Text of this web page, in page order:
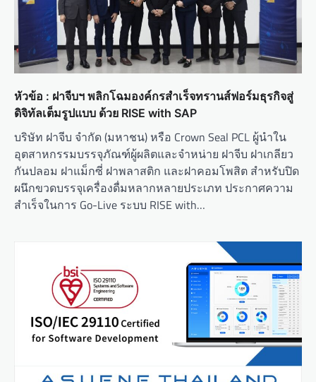
หัวข้อ : ฝาจีบฯ พลิกโฉมองค์กรสำเร็จทรานส์ฟอร์มธุรกิจสู่
ดิจิทัลเต็มรูปแบบ ด้วย RISE with SAP
บริษัท ฝาจีบ จำกัด (มหาชน) หรือ Crown Seal PCL ผู้นำใน
อุตสาหกรรมบรรจุภัณฑ์ผู้ผลิตและจำหน่าย ฝาจีบ ฝาเกลียว
กันปลอม ฝาแม็กซี่ ฝาพลาสติก และฝาคอมโพสิต สำหรับปิด
ผนึกขวดบรรจุเครื่องดื่มหลากหลายประเภท ประกาศความ
สำเร็จในการ Go-Live ระบบ RISE with…